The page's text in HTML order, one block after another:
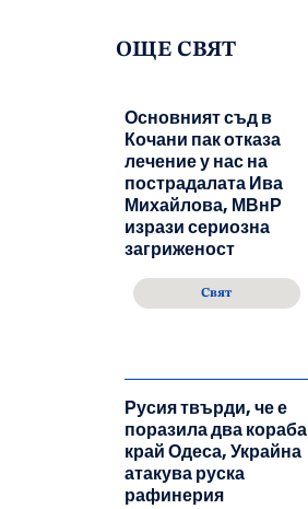
ОЩЕ СВЯТ
Основният съд в
Кочани пак отказа
лечение у нас на
пострадалата Ива
Михайлова, МВнР
изрази сериозна
загриженост
Свят
Русия твърди, че е
поразила два кораба
край Одеса, Украйна
атакува руска
рафинерия